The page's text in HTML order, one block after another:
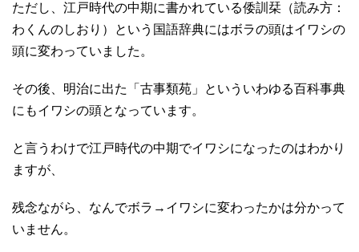
ただし、江戸時代の中期に書かれている倭訓栞（読み方：
わくんのしおり）という国語辞典にはボラの頭はイワシの
頭に変わっていました。
その後、明治に出た「古事類苑」といういわゆる百科事典
にもイワシの頭となっています。
と言うわけで江戸時代の中期でイワシになったのはわかり
ますが、
残念ながら、なんでボラ→イワシに変わったかは分かって
いません。